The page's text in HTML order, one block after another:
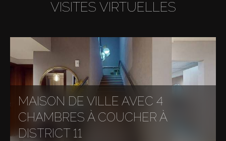
VISITES VIRTUELLES
MAISON DE VILLE AVEC 4
CHAMBRES À COUCHER À
DISTRICT 11